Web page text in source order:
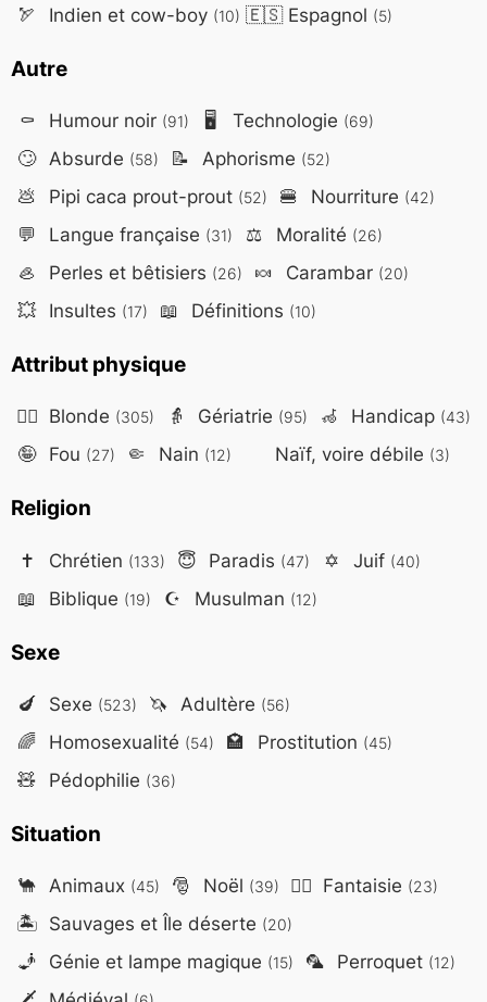
🏹 Indien et cow-boy (10) 🇪🇸Espagnol (5)
Autre
⚰️ Humour noir (91) 🖥️ Technologie (69)
🙄 Absurde (58) 📝 Aphorisme (52)
💩 Pipi caca prout-prout (52) 🍔 Nourriture (42)
💬 Langue française (31) ⚖️ Moralité (26)
🦪 Perles et bêtisiers (26) 🍬 Carambar (20)
💥 Insultes (17) 📖 Définitions (10)
Attribut physique
👱‍♀️ Blonde (305) 👵 Gériatrie (95) 🦽 Handicap (43)
🤪 Fou (27) 🤏 Nain (12) Naïf, voire débile (3)
Religion
✝️ Chrétien (133) 😇 Paradis (47) ✡️ Juif (40)
📖 Biblique (19) ☪️ Musulman (12)
Sexe
🍆 Sexe (523) 🦄 Adultère (56)
🌈 Homosexualité (54) 🏩 Prostitution (45)
🧸 Pédophilie (36)
Situation
🐪 Animaux (45) 🎅 Noël (39) 🧙‍♂️ Fantaisie (23)
🏝️ Sauvages et Île déserte (20)
🧞 Génie et lampe magique (15) 🦜 Perroquet (12)